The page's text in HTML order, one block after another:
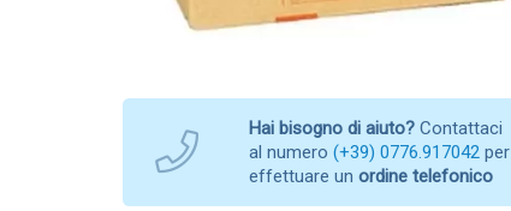
Hai bisogno di aiuto? Contattaci
al numero (+39) 0776.917042 per
effettuare un ordine telefonico